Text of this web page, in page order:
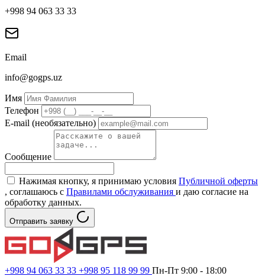
+998 94 063 33 33
Email
info@gogps.uz
Имя
Телефон
E-mail (необязательно)
Сообщение
Нажимая кнопку, я принимаю условия Публичной оферты
, соглашаюсь с Правилами обслуживания и даю согласие на
обработку данных.
Отправить заявку
+998 94 063 33 33 +998 95 118 99 99 Пн-Пт 9:00 - 18:00